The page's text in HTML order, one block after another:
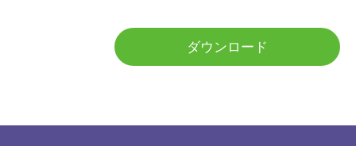
ダウンロード